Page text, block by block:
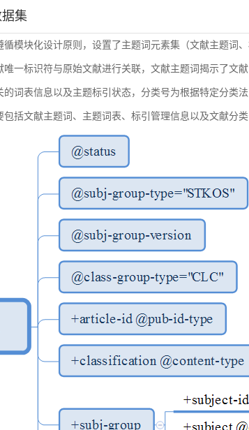
集
循模块化设计原则，设置了主题词元素集（文献主题词
一标识符与原始文献进行关联，文献主题词揭示了文
词表信息以及主题标引状态，分类号为根据特定分类
包括文献主题词、主题词表、标引管理信息以及文献分